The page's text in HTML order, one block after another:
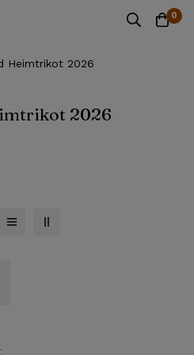
0
Heimtrikot 2026
2026